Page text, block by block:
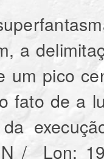
a
um pico
fato de a
N / Lon: